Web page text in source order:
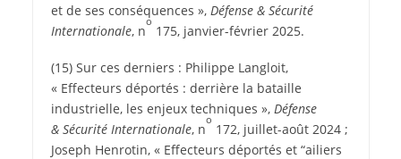
et de ses conséquences », Défense & Sécurité
Internationale, n
o
175, janvier-février 2025.
(15) Sur ces derniers : Philippe Langloit,
« Effecteurs déportés : derrière la bataille
industrielle, les enjeux techniques », Défense
& Sécurité Internationale, n
o
172, juillet-août 2024 ;
Joseph Henrotin, « Effecteurs déportés et “ailiers